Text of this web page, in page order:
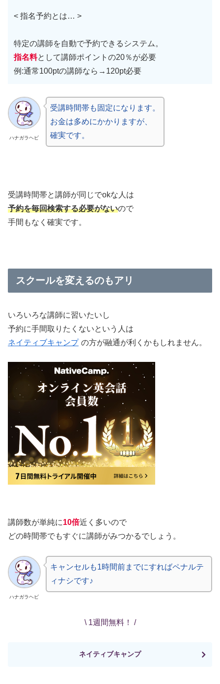
< 指名予約とは… >
特定の講師を自動で予約できるシステム。
指名料として講師ポイントの20％が必要
例:通常100ptの講師なら→120pt必要
ハナガラヘビ
受講時間帯も固定になります。
お金は多めにかかりますが、
確実です。
受講時間帯と講師が同じでokな人は
予約を毎回検索する必要がないので
手間もなく確実です。
スクールを変えるのもアリ
いろいろな講師に習いたいし
予約に手間取りたくないという人は
ネイティブキャンプ の方が融通が利くかもしれません。
講師数が単純に10倍近く多いので
どの時間帯でもすぐに講師がみつかるでしょう。
ハナガラヘビ
キャンセルも1時間前までにすればペナルテ
ィナシです♪
\ 1週間無料！ /
ネイティブキャンプ